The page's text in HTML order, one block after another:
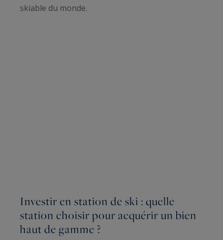
skiable du monde.
Investir en station de ski : quelle
station choisir pour acquérir un bien
haut de gamme ?